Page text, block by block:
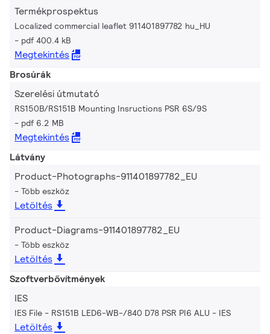
Termékprospektus
Localized commercial leaflet 911401897782 hu_HU
pdf 400.4 kB
Megtekintés
Brosúrák
Szerelési útmutató
RS150B/RS151B Mounting Insructions PSR 6S/9S
pdf 6.2 MB
Megtekintés
Látvány
Product-Photographs-911401897782_EU
Több eszköz
Letöltés
Product-Diagrams-911401897782_EU
Több eszköz
Letöltés
Szoftverbővítmények
IES
IES File - RS151B LED6-WB-/840 D78 PSR PI6 ALU IES
Letöltés